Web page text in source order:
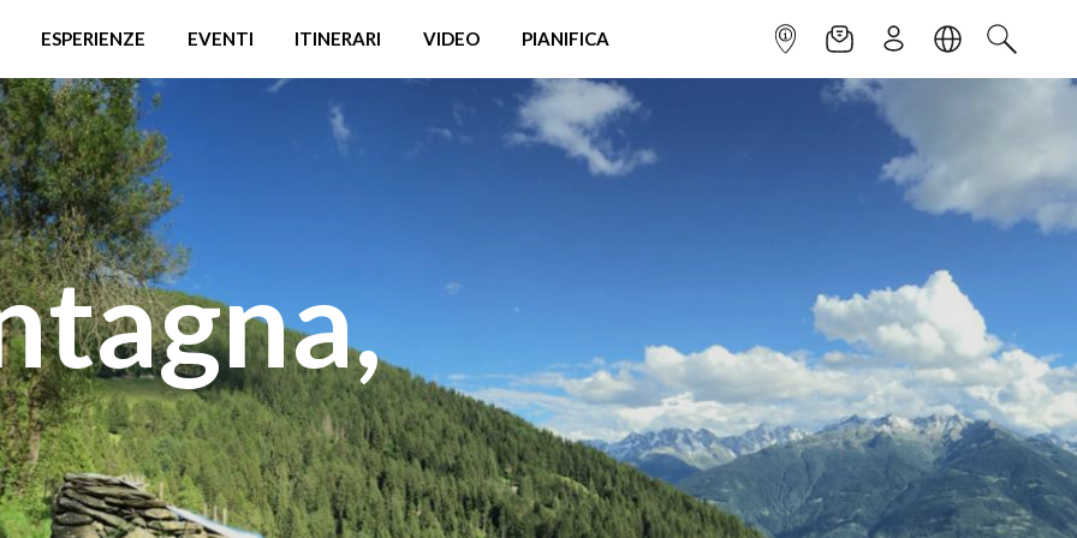
ESPERIENZE EVENTI ITINERARI VIDEO PIANIFICA INFOPOINTNEWSLETTER
ISCRIVITILINGUACERCA